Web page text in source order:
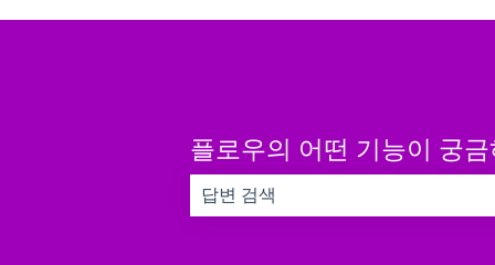
플로우의 어떤 기능이 궁